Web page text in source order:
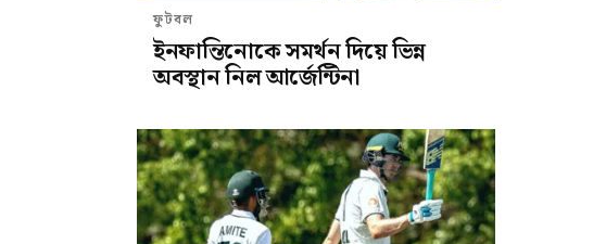
ফুটবল
ইনফান্তিনোকে সমর্থন দিয়ে ভিন্ন
অবস্থান নিল আর্জেন্টিনা